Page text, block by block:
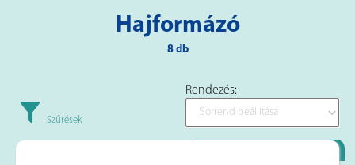
Hajformázó
8 db
Szűrések
Rendezés: